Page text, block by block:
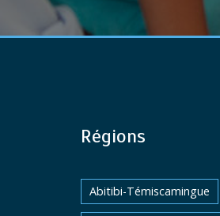
Régions
Abitibi-Témiscamingue